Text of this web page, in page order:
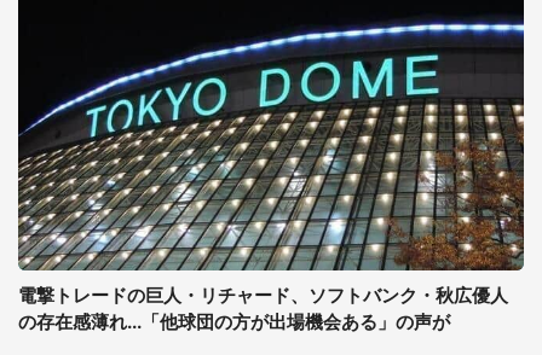
電撃トレードの巨人・リチャード、ソフトバンク・秋広優人
の存在感薄れ...「他球団の方が出場機会ある」の声が